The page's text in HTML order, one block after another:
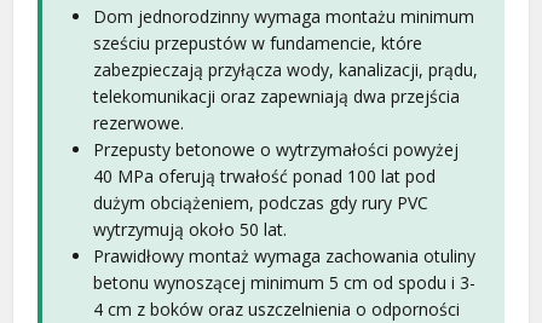
Dom jednorodzinny wymaga montażu minimum
sześciu przepustów w fundamencie, które
zabezpieczają przyłącza wody, kanalizacji, prądu,
telekomunikacji oraz zapewniają dwa przejścia
rezerwowe.
Przepusty betonowe o wytrzymałości powyżej
40 MPa oferują trwałość ponad 100 lat pod
dużym obciążeniem, podczas gdy rury PVC
wytrzymują około 50 lat.
Prawidłowy montaż wymaga zachowania otuliny
betonu wynoszącej minimum 5 cm od spodu i 3-
4 cm z boków oraz uszczelnienia o odporności